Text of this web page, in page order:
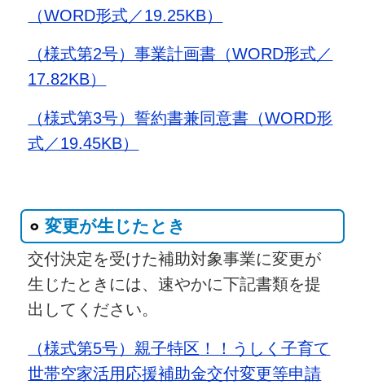
（WORD形式／19.25KB）
（様式第2号）事業計画書（WORD形式／
17.82KB）
（様式第3号）誓約書兼同意書（WORD形
式／19.45KB）
変更が生じたとき
交付決定を受けた補助対象事業に変更が
生じたときには、速やかに下記書類を提
出してください。
（様式第5号）親子特区！！うしく子育て
世帯空家活用応援補助金交付変更等申請